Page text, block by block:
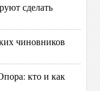
сделать
чиновников
кто и как